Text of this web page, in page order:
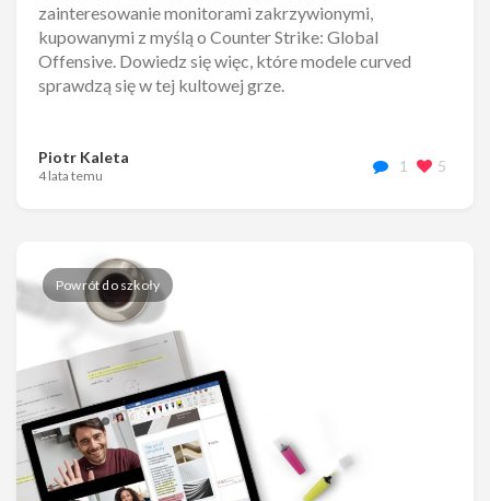
zainteresowanie monitorami zakrzywionymi,
kupowanymi z myślą o Counter Strike: Global
Offensive. Dowiedz się więc, które modele curved
sprawdzą się w tej kultowej grze.
Piotr Kaleta
4 lata temu
1 5
Powrót do szkoły